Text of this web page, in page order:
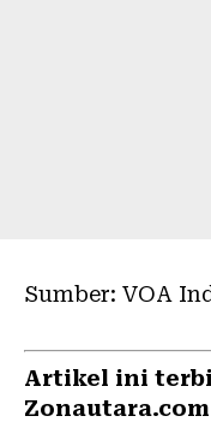
Sumber: VOA
Artikel ini